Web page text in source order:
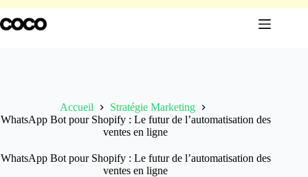
au
contenu
Accueil
Stratégie Marketing
WhatsApp Bot pour Shopify : Le futur de l’automatisation des
ventes en ligne
WhatsApp Bot pour Shopify : Le futur de l’automatisation des
ventes en ligne